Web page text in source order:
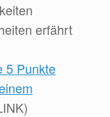
erfährt
5 Punkte